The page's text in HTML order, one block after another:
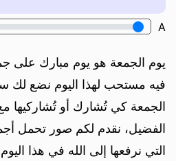
A
يوم الجمعة هو يوم مبارك على
فيه مستحب لهذا اليوم نضع لك
الجمعة كي تُشارك أو تُشاركيها
الفضيل، نقدم لكم صور تحمل
التي نرفعها إلى الله في هذا